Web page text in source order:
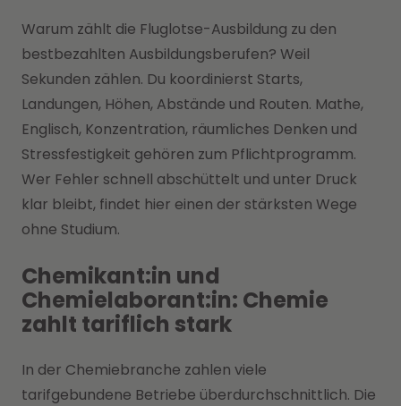
Warum zählt die Fluglotse-Ausbildung zu den
bestbezahlten Ausbildungsberufen? Weil
Sekunden zählen. Du koordinierst Starts,
Landungen, Höhen, Abstände und Routen. Mathe,
Englisch, Konzentration, räumliches Denken und
Stressfestigkeit gehören zum Pflichtprogramm.
Wer Fehler schnell abschüttelt und unter Druck
klar bleibt, findet hier einen der stärksten Wege
ohne Studium.
Chemikant:in und
Chemielaborant:in: Chemie
zahlt tariflich stark
In der Chemiebranche zahlen viele
tarifgebundene Betriebe überdurchschnittlich. Die